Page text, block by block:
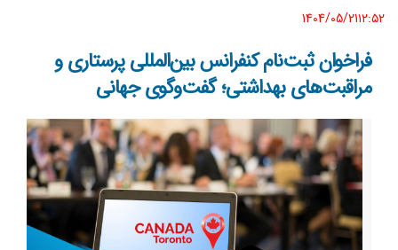
1404/05/21١٢:٥٢
فراخوان ثبت‌نام کنفرانس بین‌المللی پرستاری و
مراقبت‌های بهداشتی؛ گفت‌وگوی جهانی